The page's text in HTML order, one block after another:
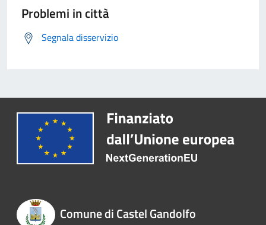
Problemi in città
Segnala disservizio
Comune di Castel Gandolfo